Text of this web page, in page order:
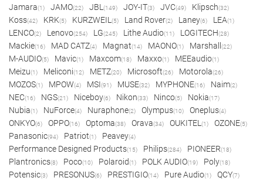
Jamara(1) JAMO(22) JBL (149) JOY-IT(3) JVC(49) Klipsch(32)
Koss(42) KRK(5) KURZWEIL (5) Land Rover(2) Laney(6) LEA(1)
LENCO(2) Lenovo(254) LG(245) Lithe Audio(11) LOGITECH(28)
Mackie(16) MAD CATZ(4) Magnat(14) MAONO(1) Marshall (22)
M-AUDIO(5) Mavic(1) Maxcom(18) Maxxo(1) MEEaudio(1)
Meizu(1) Meliconi(12) METZ(20) Microsoft(26) Motorola(26)
MOZOS(1) MPOW(4) MSI(91) MUSE(32) MYPHONE(16) Naim(2)
NEC(16) NGS(21) Niceboy(6) Nikon(33) Ninco(5) Nokia(17)
Nubia(1) NuForce(4) Nuraphone(2) Olympus(10) Oneplus(4)
ONKYO(6) OPPO(16) Optoma(38) Orava(34) OUKITEL (1) OZONE(5)
Panasonic(94) Patriot(1) Peavey(4)
Performance Designed Products(15) Philips(284) PIONEER(18)
Plantronics(8) Poco(10) Polaroid(1) POLK AUDIO(19) Poly(18)
Potensic(3) PRESONUS(6) PRESTIGIO(14) Pure Audio(1) QCY(7)